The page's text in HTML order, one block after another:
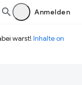
Anmelden
warst! Inhalte on